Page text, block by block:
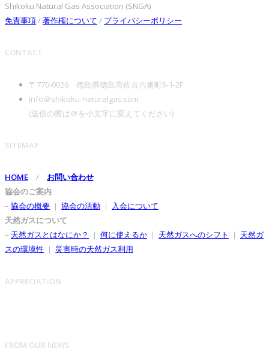
Shikoku Natural Gas Association (SNGA)
免責事項/著作権について / プライバシーポリシー
CONTACT
〒770-0026 徳島県徳島市佐古六番町5-1-2F
info＠shikoku-naturalgas.com
(送信の際は＠を小文字に変えてください)
SITEMAP
HOME / お問い合わせ
協会のご案内
– 協会の概要 ｜ 協会の活動 ｜
入会について
天然ガスについて
– 天然ガスとはなにか？ ｜ 何に使えるか ｜ 天然ガスへのシフト ｜ 天然ガ
スの環境性 ｜ 災害時の天然ガス利用
APPRECIATION
FROM OUR NEWS